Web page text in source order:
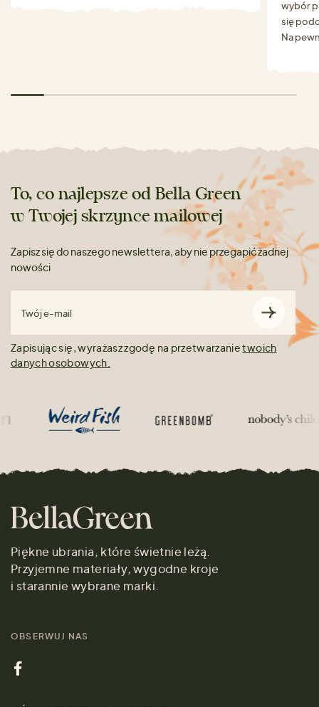
wybór
się
Na
To, co najlepsze od Bella Green
w Twojej skrzynce mailowej
Zapisz się do naszego newslettera, aby nie przegapić żadnej
nowości
Twój e-mail
Zapisując się, wyrażasz zgodę na przetwarzanietwoich
danych osobowych.
Piękne ubrania, które świetnie leżą.
Przyjemne materiały, wygodne kroje
i starannie wybrane marki.
OBSERWUJ NAS